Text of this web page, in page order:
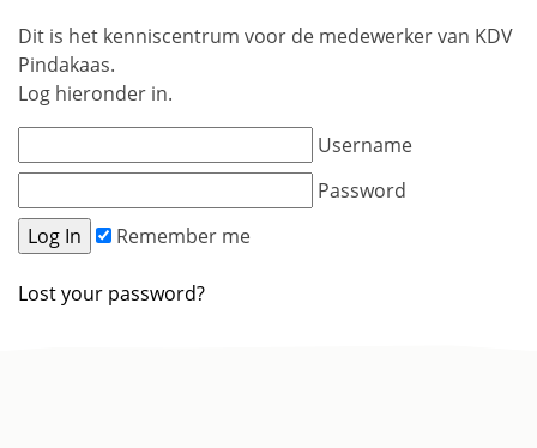
Dit is het kenniscentrum voor de medewerker van KDV
Pindakaas.
Log hieronder in.
Username
Password
Remember me
Lost your password?